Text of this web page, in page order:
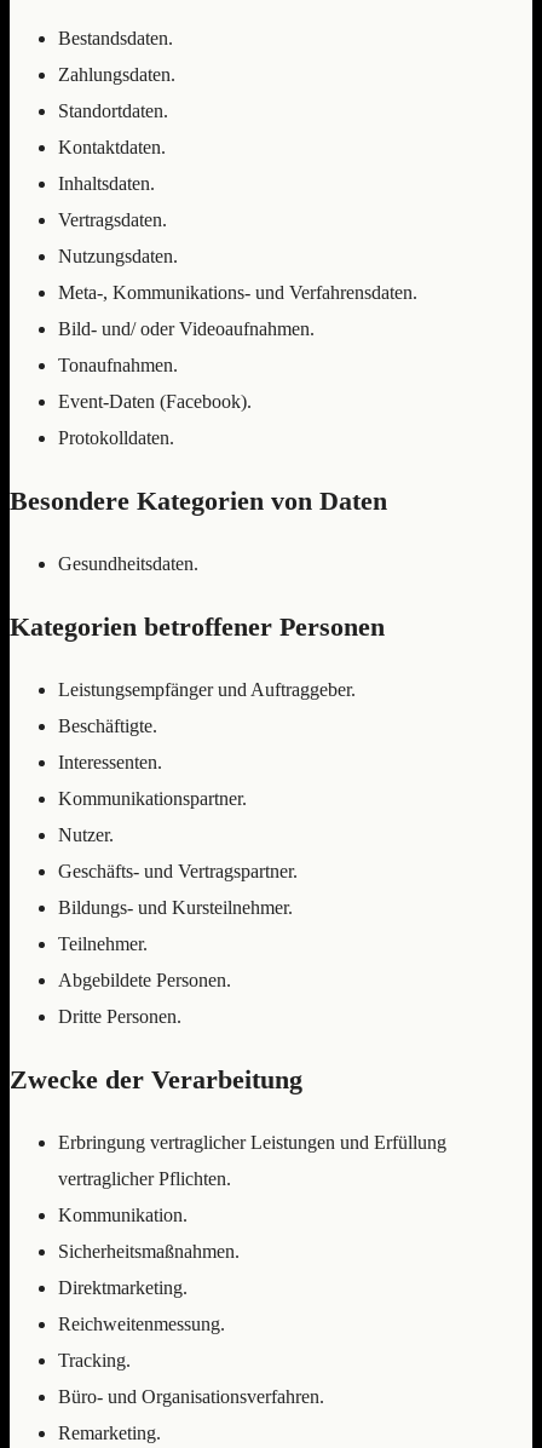
Bestandsdaten.
Zahlungsdaten.
Standortdaten.
Kontaktdaten.
Inhaltsdaten.
Vertragsdaten.
Nutzungsdaten.
Meta-, Kommunikations- und Verfahrensdaten.
Bild- und/ oder Videoaufnahmen.
Tonaufnahmen.
Event-Daten (Facebook).
Protokolldaten.
Besondere Kategorien von Daten
Gesundheitsdaten.
Kategorien betroffener Personen
Leistungsempfänger und Auftraggeber.
Beschäftigte.
Interessenten.
Kommunikationspartner.
Nutzer.
Geschäfts- und Vertragspartner.
Bildungs- und Kursteilnehmer.
Teilnehmer.
Abgebildete Personen.
Dritte Personen.
Zwecke der Verarbeitung
Erbringung vertraglicher Leistungen und Erfüllung
vertraglicher Pflichten.
Kommunikation.
Sicherheitsmaßnahmen.
Direktmarketing.
Reichweitenmessung.
Tracking.
Büro- und Organisationsverfahren.
Remarketing.